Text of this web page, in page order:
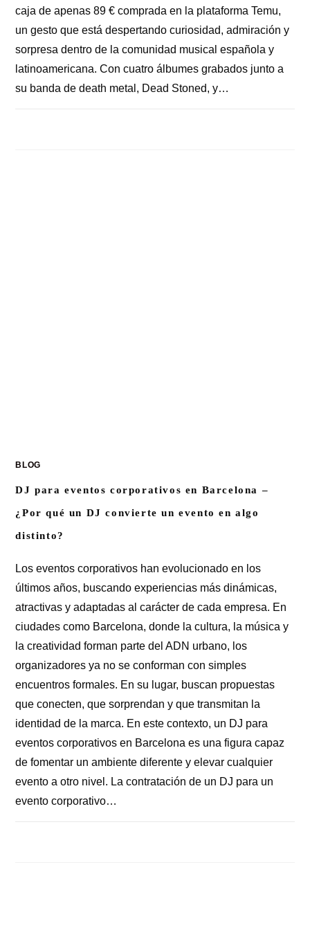
caja de apenas 89 € comprada en la plataforma Temu,
un gesto que está despertando curiosidad, admiración y
sorpresa dentro de la comunidad musical española y
latinoamericana. Con cuatro álbumes grabados junto a
su banda de death metal, Dead Stoned, y…
BLOG
DJ para eventos corporativos en Barcelona –
¿Por qué un DJ convierte un evento en algo
distinto?
Los eventos corporativos han evolucionado en los
últimos años, buscando experiencias más dinámicas,
atractivas y adaptadas al carácter de cada empresa. En
ciudades como Barcelona, donde la cultura, la música y
la creatividad forman parte del ADN urbano, los
organizadores ya no se conforman con simples
encuentros formales. En su lugar, buscan propuestas
que conecten, que sorprendan y que transmitan la
identidad de la marca. En este contexto, un DJ para
eventos corporativos en Barcelona es una figura capaz
de fomentar un ambiente diferente y elevar cualquier
evento a otro nivel. La contratación de un DJ para un
evento corporativo…